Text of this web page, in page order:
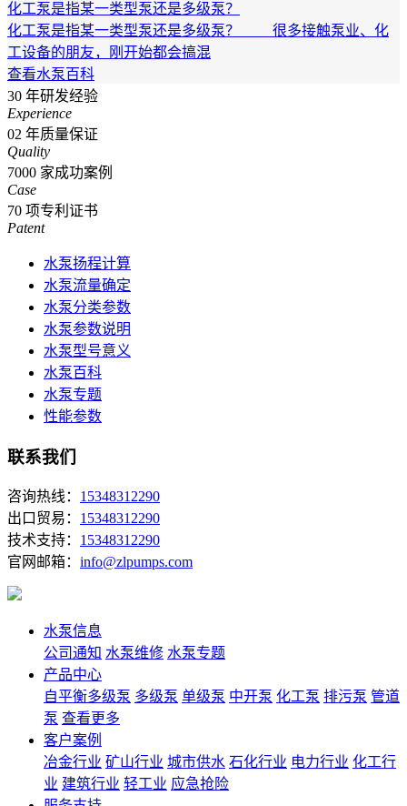
化工泵是指某一类型泵还是多级泵？
化工泵是指某一类型泵还是多级泵？ 很多接触泵业、化
工设备的朋友，刚开始都会搞混
查看水泵百科
30 年研发经验
Experience
02 年质量保证
Quality
7000 家成功案例
Case
70 项专利证书
Patent
水泵扬程计算
水泵流量确定
水泵分类参数
水泵参数说明
水泵型号意义
水泵百科
水泵专题
性能参数
联系我们
咨询热线： 15348312290
出口贸易： 15348312290
技术支持： 15348312290
官网邮箱： info@zlpumps.com
水泵信息
公司通知 水泵维修 水泵专题
产品中心
自平衡多级泵 多级泵 单级泵 中开泵 化工泵 排污泵 管道
泵 查看更多
客户案例
冶金行业 矿山行业 城市供水 石化行业 电力行业 化工行
业 建筑行业 轻工业 应急抢险